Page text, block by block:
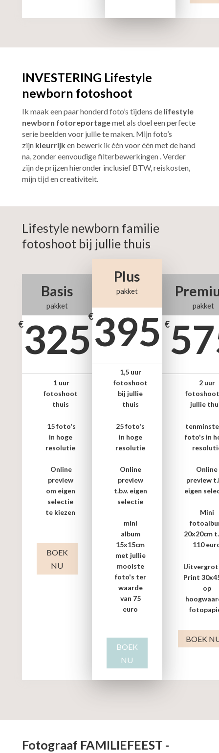
INVESTERING Lifestyle
newborn fotoshoot
Ik maak een paar honderd foto’s tijdens de lifestyle
newborn fotoreportagemet als doel een perfecte
serie beelden voor jullie te maken. Mijn foto’s
zijn kleurrijken bewerk ik één voor één met de hand
na, zonder eenvoudige filterbewerkingen . Verder
zijn de prijzen hieronder inclusief BTW, reiskosten,
mijn tijd en creativiteit.
Lifestyle newborn familie
fotoshoot bij jullie thuis
Basis
pakket
€325
1 uur
fotoshoot
thuis
15 foto's
in hoge
resolutie
Online
preview
om eigen
selectie
te kiezen
BOEK
NU
Plus
pakket
€395
1,5 uur
fotoshoot
bij jullie
thuis
25 foto's
in hoge
resolutie
Online
preview
t.b.v. eigen
selectie
mini
album
15x15cm
met jullie
mooiste
foto's ter
waarde
van 75
euro
BOEK
NU
pakket
€
2 uur
jullie
foto's in
Online
preview
eigen
Mini
20x20cm
110
Print
op
BOEK
Fotograaf FAMILIEFEEST -